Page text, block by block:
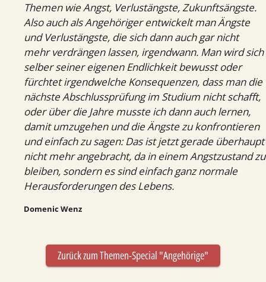
Themen wie Angst, Verlustängste, Zukunftsängste.
Also auch als Angehöriger entwickelt man Ängste
und Verlustängste, die sich dann auch gar nicht
mehr verdrängen lassen, irgendwann. Man wird sich
selber seiner eigenen Endlichkeit bewusst oder
fürchtet irgendwelche Konsequenzen, dass man die
nächste Abschlussprüfung im Studium nicht schafft,
oder über die Jahre musste ich dann auch lernen,
damit umzugehen und die Ängste zu konfrontieren
und einfach zu sagen: Das ist jetzt gerade überhaupt
nicht mehr angebracht, da in einem Angstzustand zu
bleiben, sondern es sind einfach ganz normale
Herausforderungen des Lebens.
Domenic Wenz
Zurück zum Themen-Special "Angehörige"